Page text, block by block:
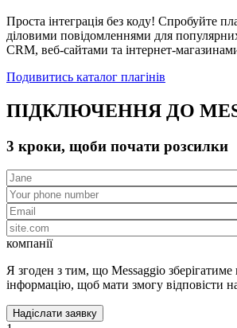
Проста інтеграція без коду! Спробуйте
діловими повідомленнями для
CRM, веб-сайтами та інтернет-
Подивитись каталог плагінів
ПІДКЛЮЧЕННЯ ДО
3 кроки, щоби почати розсилки
компанії
Я згоден з тим, що Messaggio
інформацію, щоб мати змогу відповісти